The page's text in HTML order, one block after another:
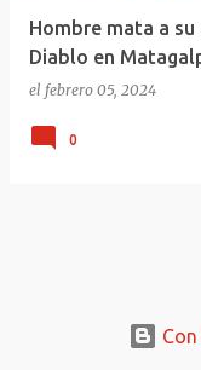
Hombre mata a
Diablo en
el febrero 05, 2024
0